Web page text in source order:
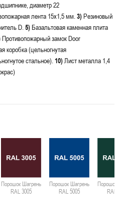
диаметр 22
лента 15х1,5 мм. 3)Резиновый
D. 5) Базальтовая каменная плита
Противопожарный замок Door
коробка (цельногнутая
стальное). 10) Лист металла 1,4
Порошок Шагрень
RAL 3005
Порошок Шагрень
RAL 5005
Порошок
RAL